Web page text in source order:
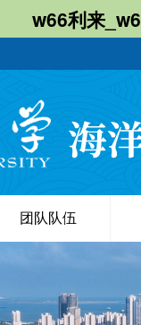
w66利来
团队队伍